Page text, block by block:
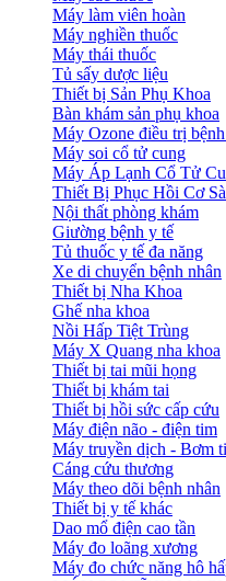
Máy làm viên hoàn
Máy nghiền thuốc
Máy thái thuốc
Tủ sấy dược liệu
Thiết bị Sản Phụ Khoa
Bàn khám sản phụ khoa
Máy Ozone điều trị
Máy soi cổ tử cung
Máy Áp Lạnh Cổ Tử
Thiết Bị Phục Hồi Cơ
Nội thất phòng khám
Giường bệnh y tế
Tủ thuốc y tế đa năng
Xe di chuyển bệnh nhân
Thiết bị Nha Khoa
Ghế nha khoa
Nồi Hấp Tiệt Trùng
Máy X Quang nha khoa
Thiết bị tai mũi họng
Thiết bị khám tai
Thiết bị hồi sức cấp cứu
Máy điện não - điện tim
Máy truyền dịch - Bơm
Cáng cứu thương
Máy theo dõi bệnh nhân
Thiết bị y tế khác
Dao mổ điện cao tần
Máy đo loãng xương
Máy đo chức năng hô